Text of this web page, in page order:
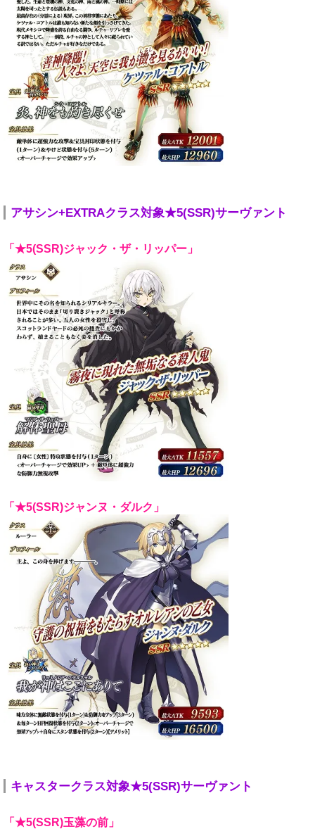
アサシン+EXTRAクラス対象★5(SSR)サーヴァント
「★5(SSR)ジャック・ザ・リッパー」
「★5(SSR)ジャンヌ・ダルク」
キャスタークラス対象★5(SSR)サーヴァント
「★5(SSR)玉藻の前」